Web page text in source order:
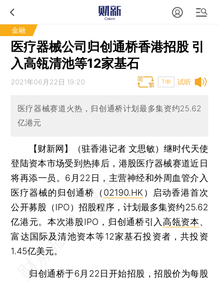
金融
医疗器械公司归创通桥香港招股 引
入高瓴清池等12家基石
试听
2021年06月22日 19:20 T中
医疗器械赛道火热，归创通桥计划最多集资约25.62
亿港元
【财新网】（驻香港记者 文思敏）继时代天使
登陆资本市场受到热捧后，港股医疗器械赛道近日
将再添一员。6月22日，主营神经和外周血管介入
医疗器械的归创通桥（02190.HK ）启动香港首次
公开募股（IPO）招股程序，计划最多集资约25.62
亿港元。本次港股IPO，归创通桥引入 高瓴资本、
富达国际及清池资本等12家基石投资者，共投资
1.45亿美元。
归创通桥于6月22日开始招股，招股价为每股